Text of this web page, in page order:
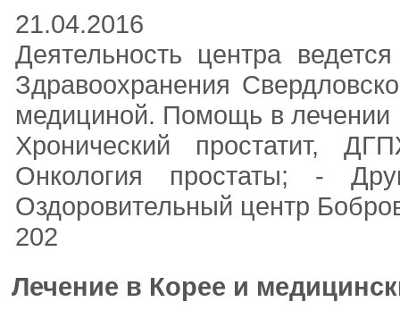
21.04.2016
Деятельность центра
Здравоохранения
медициной. Помощь в лечении
Хронический простатит,
Онкология простаты; -
Оздоровительный центр
202
Лечение в Корее и